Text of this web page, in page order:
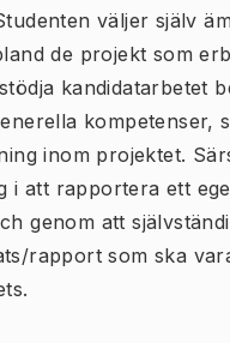
väljer själv
de projekt som
kandidatarbetet
kompetenser,
inom projektet.
i att rapportera ett
genom att
rapport som ska